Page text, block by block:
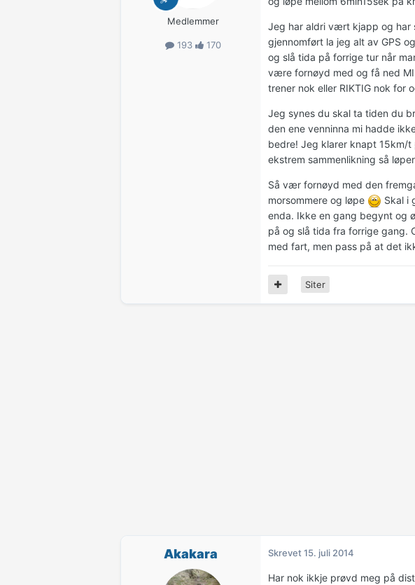
Medlemmer
193 170
Jeg har aldri vært kjapp og har
gjennomført la jeg alt av GPS
og slå tida på forrige tur når
være fornøyd med og få ned
trener nok eller RIKTIG nok for
Jeg synes du skal ta tiden du
den ene venninna mi hadde
bedre! Jeg klarer knapt 15km/t
ekstrem sammenlikning så
Så vær fornøyd med den
morsommere og løpe
Skal i
enda. Ikke en gang begynt og
på og slå tida fra forrige gang.
med fart, men pass på at det
Siter
Akakara Skrevet15. juli 2014
Har nok ikkje prøvd meg på